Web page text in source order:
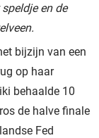
en de
bijzijn van een
op haar
behaalde 10
de halve finale
Fed